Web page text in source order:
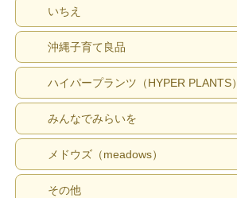
いちえ
沖縄子育て良品
ハイパープランツ（HYPER PLANTS）
みんなでみらいを
メドウズ（meadows）
その他